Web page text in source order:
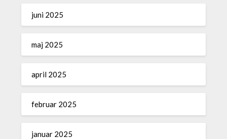
juni 2025
maj 2025
april 2025
februar 2025
januar 2025